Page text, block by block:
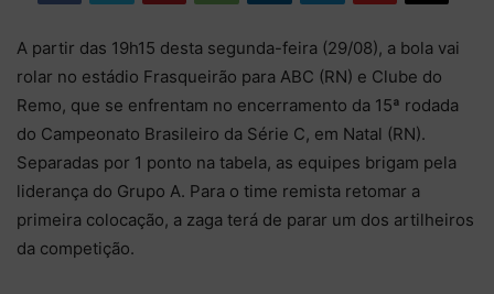
A partir das 19h15 desta segunda-feira (29/08), a bola vai
rolar no estádio Frasqueirão para ABC (RN) e Clube do
Remo, que se enfrentam no encerramento da 15ª rodada
do Campeonato Brasileiro da Série C, em Natal (RN).
Separadas por 1 ponto na tabela, as equipes brigam pela
liderança do Grupo A. Para o time remista retomar a
primeira colocação, a zaga terá de parar um dos artilheiros
da competição.